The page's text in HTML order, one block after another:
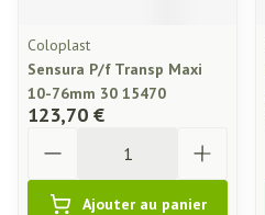
Coloplast
Sensura P/f Transp Maxi
10-76mm 30 15470
123,70 €
Ajouter au panier